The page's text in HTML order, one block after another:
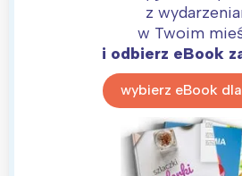
z
w Twoim
i odbierz eBook
wybierz eBook
Trójmiasto
Wrocław
Wybieram